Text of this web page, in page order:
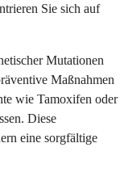
Sie sich auf
Mutationen
Maßnahmen
wie Tamoxifen oder
Diese
eine sorgfältige